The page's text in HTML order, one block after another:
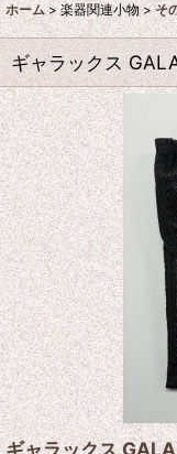
ホーム > 楽器関連小物 > そ
ギャラックス
ギャラックス